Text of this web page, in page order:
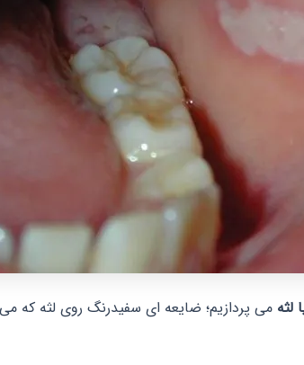
لثه می پردازیم؛ ضایعه ای سفیدرنگ روی لثه که